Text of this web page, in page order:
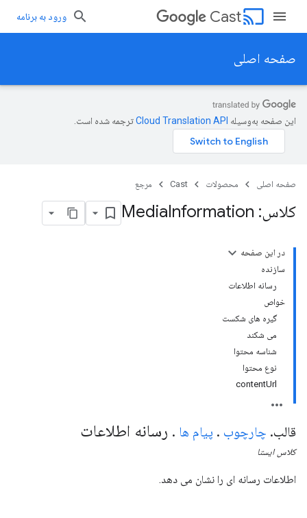
cast
Cast ورود به برنامه
صفحه اصلی
این صفحه به‌وسیله ترجمه شده است.
صفحه اصلی محصولات Cast مرجع
کلاس: Media Information
در این صفحه
سازنده
رسانه اطلاعات
خواص
گیره های شکست
می شکند
شناسه محتوا
نوع محتوا
contentUrl
قالب. چارچوب . پیام ها . رسانه اطلاعات
کلاس ایستا
اطلاعات رسانه ای را نشان می دهد.